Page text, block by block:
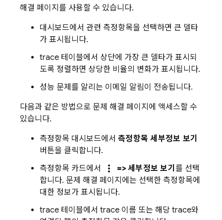
해결 페이지를 사용할 수 있습니다.
대시보드에서 관련 측정항목을 선택하면 큰 델타
가 표시됩니다.
trace 테이블에서 상단에 가장 큰 델타가 표시되
도록 정렬하면 상당한 비율의 변화가 표시됩니다.
성능 문제를 알리는 이메일 알림이 전송됩니다.
다음과 같은 방법으로 문제 해결 페이지에 액세스할 수
있습니다.
측정항목 대시보드에서 측정항목 세부정보 보기
버튼을 클릭합니다.
측정항목 카드에서
more_vert => 세부정보 보기 를 선택
합니다. 문제 해결 페이지에는 선택한 측정항목에
대한 정보가 표시됩니다.
trace 테이블에서 trace 이름 또는 해당 trace와